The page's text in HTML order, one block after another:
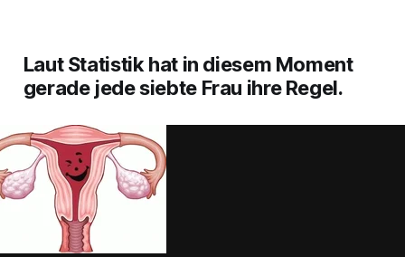
Laut Statistik hat in diesem Moment
gerade jede siebte Frau ihre Regel.